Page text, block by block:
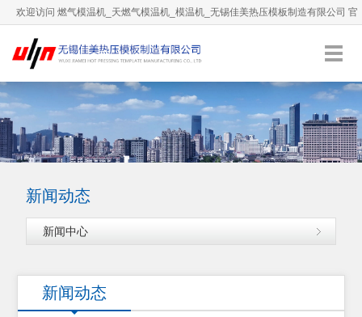
欢迎访问 燃气模温机_天燃气模温机_模温机_无锡佳美热压模板制造有限公司 官
方网站！
服务热线：0510-66892036 加入收藏
新闻动态
新闻中心
新闻动态